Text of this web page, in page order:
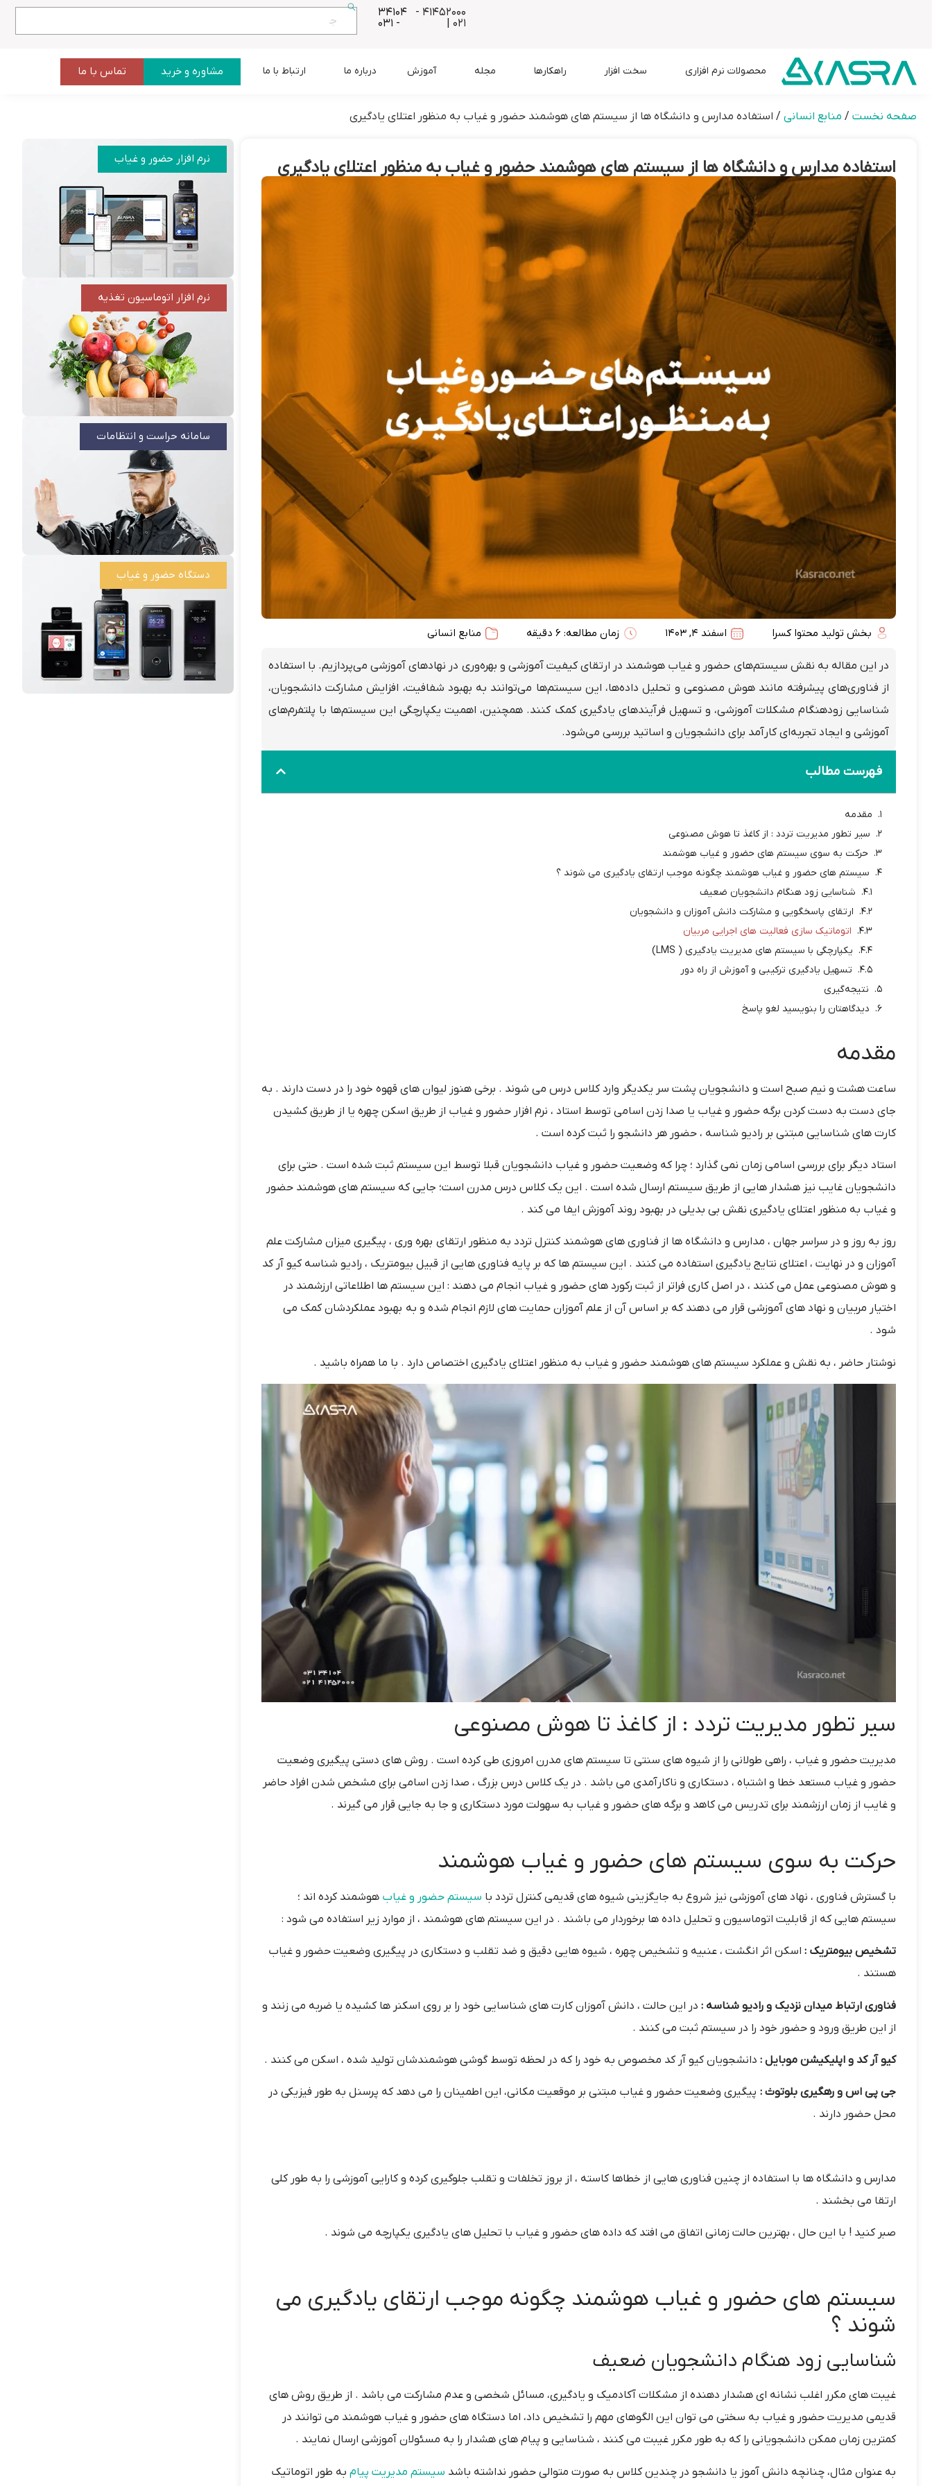
41452000 -
021 |
34104
- 031
محصولات نرم افزاری سخت افزار راهکارها مجله آموزش درباره ما ارتباط با ما مشاوره و خرید تماس با ما
صفحه نخست / منابع انسانی / استفاده مدارس و دانشگاه ها از سیستم های هوشمند حضور و غیاب به منظور اعتلای یادگیری
استفاده مدارس و دانشگاه ها از سیستم های هوشمند حضور و غیاب به منظور اعتلای یادگیری
بخش تولید محتوا کسرا اسفند 4, 1403 زمان مطالعه: 6 دقیقه منابع انسانی
در این مقاله به نقش سیستم‌های حضور و غیاب هوشمند در ارتقای کیفیت آموزشی و بهره‌وری در نهادهای آموزشی می‌پردازیم. با استفاده
از فناوری‌های پیشرفته مانند هوش مصنوعی و تحلیل داده‌ها، این سیستم‌ها می‌توانند به بهبود شفافیت، افزایش مشارکت دانشجویان،
شناسایی زودهنگام مشکلات آموزشی، و تسهیل فرآیندهای یادگیری کمک کنند. همچنین، اهمیت یکپارچگی این سیستم‌ها با پلتفرم‌های
آموزشی و ایجاد تجربه‌ای کارآمد برای دانشجویان و اساتید بررسی می‌شود.
فهرست مطالب
مقدمه
سیر تطور مدیریت تردد : از کاغذ تا هوش مصنوعی
حرکت به سوی سیستم های حضور و غیاب هوشمند
سیستم های حضور و غیاب هوشمند چگونه موجب ارتقای یادگیری می شوند ؟
شناسایی زود هنگام دانشجویان ضعیف
ارتقای پاسخگویی و مشارکت دانش آموزان و دانشجویان
اتوماتیک سازی فعالیت های اجرایی مربیان
یکپارچگی با سیستم های مدیریت یادگیری ( LMS)
تسهیل یادگیری ترکیبی و آموزش از راه دور
نتیجه‌گیری
دیدگاهتان را بنویسید لغو پاسخ
مقدمه
ساعت هشت و نیم صبح است و دانشجویان پشت سر یکدیگر وارد کلاس درس می شوند . برخی هنوز لیوان های قهوه خود را در دست دارند . به
جای دست به دست کردن برگه حضور و غیاب یا صدا زدن اسامی توسط استاد ، نرم افزار حضور و غیاب از طریق اسکن چهره یا از طریق کشیدن
کارت های شناسایی مبتنی بر رادیو شناسه ، حضور هر دانشجو را ثبت کرده است .
استاد دیگر برای بررسی اسامی زمان نمی گذارد ؛ چرا که وضعیت حضور و غیاب دانشجویان قبلا توسط این سیستم ثبت شده است . حتی برای
دانشجویان غایب نیز هشدار هایی از طریق سیستم ارسال شده است . این یک کلاس درس مدرن است؛ جایی که سیستم های هوشمند حضور
و غیاب به منظور اعتلای یادگیری نقش بی بدیلی در بهبود روند آموزش ایفا می کند .
روز به روز و در سراسر جهان ، مدارس و دانشگاه ها از فناوری های هوشمند کنترل تردد به منظور ارتقای بهره وری ، پیگیری میزان مشارکت علم
آموزان و در نهایت ، اعتلای نتایج یادگیری استفاده می کنند . این سیستم ها که بر پایه فناوری هایی از قبیل بیومتریک ، رادیو شناسه کیو آر کد
و هوش مصنوعی عمل می کنند ، در اصل کاری فراتر از ثبت رکورد های حضور و غیاب انجام می دهند : این سیستم ها اطلاعاتی ارزشمند در
اختیار مربیان و نهاد های آموزشی قرار می دهند که بر اساس آن از علم آموزان حمایت های لازم انجام شده و به بهبود عملکردشان کمک می
شود .
نوشتار حاضر ، به نقش و عملکرد سیستم های هوشمند حضور و غیاب به منظور اعتلای یادگیری اختصاص دارد . با ما همراه باشید .
سیر تطور مدیریت تردد : از کاغذ تا هوش مصنوعی
مدیریت حضور و غیاب ، راهی طولانی را از شیوه های سنتی تا سیستم های مدرن امروزی طی کرده است . روش های دستی پیگیری وضعیت
حضور و غیاب مستعد خطا و اشتباه ، دستکاری و ناکارآمدی می باشد . در یک کلاس درس بزرگ ، صدا زدن اسامی برای مشخص شدن افراد حاضر
و غایب از زمان ارزشمند برای تدریس می کاهد و برگه های حضور و غیاب به سهولت مورد دستکاری و جا به جایی قرار می گیرند .
حرکت به سوی سیستم های حضور و غیاب هوشمند
با گسترش فناوری ، نهاد های آموزشی نیز شروع به جایگزینی شیوه های قدیمی کنترل تردد با سیستم حضور و غیاب هوشمند کرده اند ؛
سیستم هایی که از قابلیت اتوماسیون و تحلیل داده ها برخوردار می باشند . در این سیستم های هوشمند ، از موارد زیر استفاده می شود :
تشخیص بیومتریک : اسکن اثر انگشت ، عنبیه و تشخیص چهره ، شیوه هایی دقیق و ضد تقلب و دستکاری در پیگیری وضعیت حضور و غیاب
هستند .
فناوری ارتباط میدان نزدیک و رادیو شناسه : در این حالت ، دانش آموزان کارت های شناسایی خود را بر روی اسکنر ها کشیده یا ضربه می زنند و
از این طریق ورود و حضور خود را در سیستم ثبت می کنند .
کیو آر کد و اپلیکیشن موبایل : دانشجویان کیو آر کد مخصوص به خود را که در لحظه توسط گوشی هوشمندشان تولید شده ، اسکن می کنند .
جی پی اس و رهگیری بلوتوث : پیگیری وضعیت حضور و غیاب مبتنی بر موقعیت مکانی، این اطمینان را می دهد که پرسنل به طور فیزیکی در
محل حضور دارند .
مدارس و دانشگاه ها با استفاده از چنین فناوری هایی از خطاها کاسته ، از بروز تخلفات و تقلب جلوگیری کرده و کارایی آموزشی را به طور کلی
ارتقا می بخشند .
صبر کنید ! با این حال ، بهترین حالت زمانی اتفاق می افتد که داده های حضور و غیاب با تحلیل های یادگیری یکپارچه می شوند .
سیستم های حضور و غیاب هوشمند چگونه موجب ارتقای یادگیری می
شوند ؟
شناسایی زود هنگام دانشجویان ضعیف
غیبت های مکرر اغلب نشانه ای هشدار دهنده از مشکلات آکادمیک و یادگیری، مسائل شخصی و عدم مشارکت می باشد . از طریق روش های
قدیمی مدیریت حضور و غیاب به سختی می توان این الگوهای مهم را تشخیص داد، اما دستگاه های حضور و غیاب هوشمند می توانند در
کمترین زمان ممکن دانشجویانی را که به طور مکرر غیبت می کنند ، شناسایی و پیام های هشدار را به مسئولان آموزشی ارسال نمایند .
به عنوان مثال، چنانچه دانش آموز یا دانشجو در چندین کلاس به صورت متوالی حضور نداشته باشد سیستم مدیریت پیام به طور اتوماتیک
نرم افزار حضور و غیاب
نرم افزار اتوماسیون تغذیه
سامانه حراست و انتظامات
دستگاه حضور و غیاب